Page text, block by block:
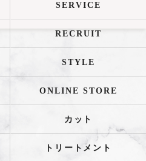
SERVICE
RECRUIT
STYLE
ONLINE STORE
カット
トリートメント